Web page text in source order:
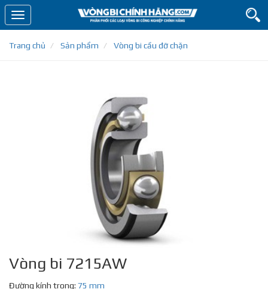
Toggle
navigation
Trang chủ
Sản phẩm Vòng bi cầu đỡ chặn
Vòng bi 7215AW
Đường kính trong: 75 mm